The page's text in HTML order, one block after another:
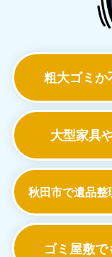
粗大ゴミか
大型家具
秋田市で遺品整
ゴミ屋敷で